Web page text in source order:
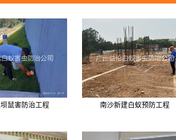
鼠害防治工程 南沙新建白蚁预防工程